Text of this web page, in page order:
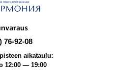
76-92-08
aikataulu:
12:00 — 19:00